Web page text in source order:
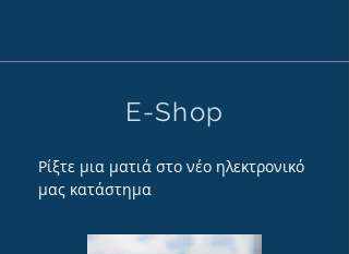
E-Shop
Ρίξτε μια ματιά στο νέο ηλεκτρονικό
μας κατάστημα